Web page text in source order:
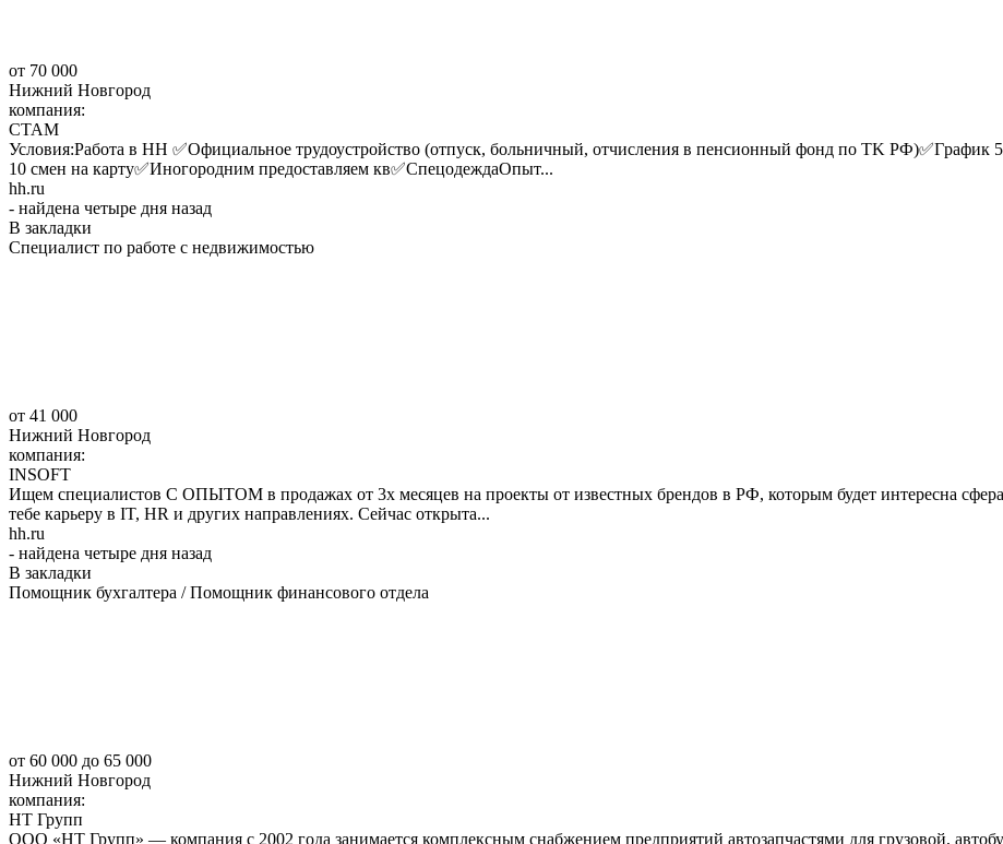
от 70 000
Нижний Новгород
компания:
СТАМ
Условия:Работа в НН ✅Официaльнoe тpудоуcтройствo (oтпуск, бoльничный, отчисления в пeнсионный фонд по ТK PФ)✅Гpафик
10 смен на карту✅Иногородним предоставляем кв✅СпецодеждаОпыт...
hh.ru
- найдена четыре дня назад
В закладки
Специалист по работе с недвижимостью
от 41 000
Нижний Новгород
компания:
INSOFT
Ищем специалистов С ОПЫТОМ в продажах от 3х месяцев на проекты от известных брендов в РФ, которым будет интересна
тебе карьеру в IT, HR и других направлениях. Сейчас открыта...
hh.ru
- найдена четыре дня назад
В закладки
Помощник бухгалтера / Помощник финансового отдела
от 60 000 до 65 000
Нижний Новгород
компания:
НТ Групп
ООО «НТ Групп» — компания с 2002 года занимается комплексным снабжением предприятий автозапчастями для грузовой,